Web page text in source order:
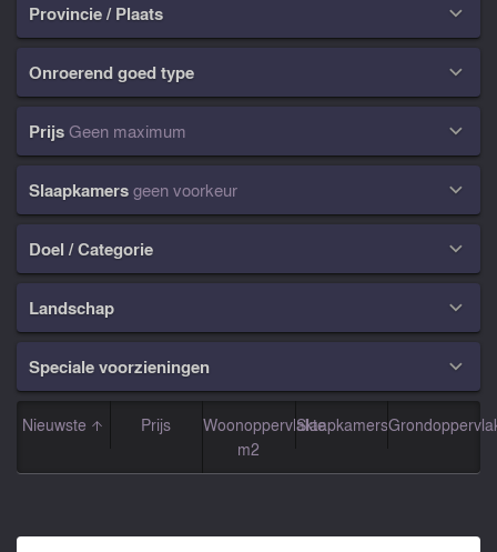
Provincie / Plaats 
Onroerend goed type 
PrijsGeen maximum 
Slaapkamersgeen voorkeur 
Doel / Categorie 
Landschap 
Speciale voorzieningen 
Nieuwste Prijs
Woonoppervlakte
m2
Slaapkamers